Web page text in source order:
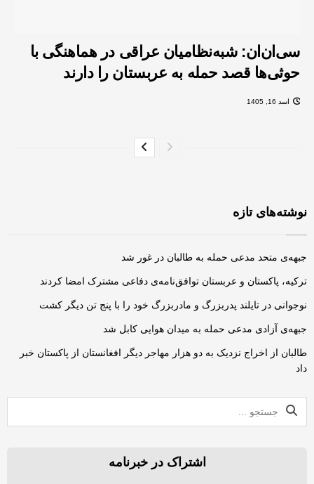
سی‌ان‌ان: شبه‌نظامیان عراقی در هماهنگی با
حوثی‌ها قصد حمله به عربستان را دارند
اسد 16, 1405
نوشته‌های تازه
جبهه‌ی متحد مدعی حمله به طالبان در غور شد
ترکیه، پاکستان و عربستان توافق‌نامه‌ی دفاعی مشترک امضا کردند
نوجوانی در تایلند پدربزرگ و مادربزرگ خود را با پنج تن دیگر کشت
جبهه‌ی آزادی مدعی حمله به میدان هوایی کابل شد
طالبان از اخراج نزدیک به دو هزار مهاجر دیگر افغانستان از پاکستان خبر
داد
اشتراک در خبرنامه